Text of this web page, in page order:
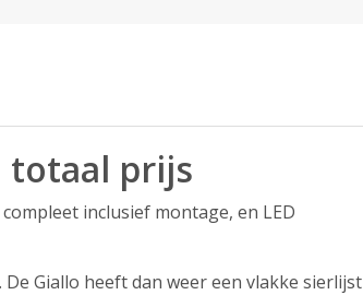
totaal prijs
inclusief montage, en LED
Giallo heeft dan weer een vlakke sierlijst